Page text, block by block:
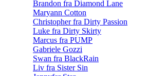
Brandon fra Diamond Lane
Maryann Cotton
Christopher fra Dirty Passion
Luke fra Dirty Skirty
Marcus fra PUMP
Gabriele Gozzi
Swan fra BlackRain
Liv fra Sister Sin